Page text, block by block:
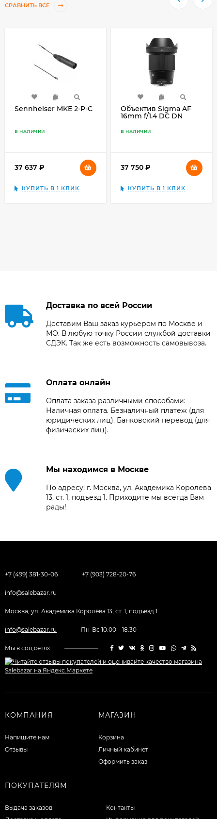
СРАВНИТЬ ВСЕ
Sennheiser MKE 2-P-C
В НАЛИЧИИ
37 637
КУПИТЬ В 1 КЛИК
Объектив Sigma AF
16mm f/1.4 DC DN
Sony E, чёрный
В НАЛИЧИИ
37 750
КУПИТЬ В 1 КЛИК
Доставка по всей России
Доставим Ваш заказ курьером по Москве и
МО. В любую точку России службой доставки
СДЭК. Так же есть возможность самовывоза.
Оплата онлайн
Оплата заказа различными способами:
Наличная оплата. Безналичный платеж (для
юридических лиц). Банковский перевод (для
физических лиц).
Мы находимся в Москве
По адресу: г. Москва, ул. Академика Королёва
13, ст. 1, подъезд 1. Приходите мы всегда Вам
рады!
+7 (499) 381-30-06 +7 (903) 728-20-76
info@salebazar.ru
Москва, ул. Академика Королёва 13, ст. 1, подъезд 1
info@salebazar.ru Пн-Вс 10:00—18:30
Мы в соц.сетях
КОМПАНИЯ
Напишите нам
Отзывы
МАГАЗИН
Корзина
Личный кабинет
Оформить заказ
ПОКУПАТЕЛЯМ
Выдача заказов
Контакты